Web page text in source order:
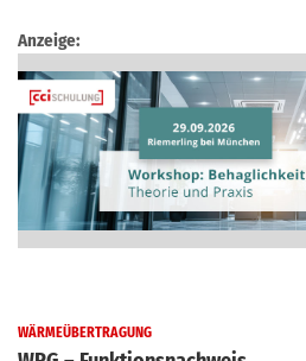
Anzeige:
WÄRMEÜBERTRAGUNG